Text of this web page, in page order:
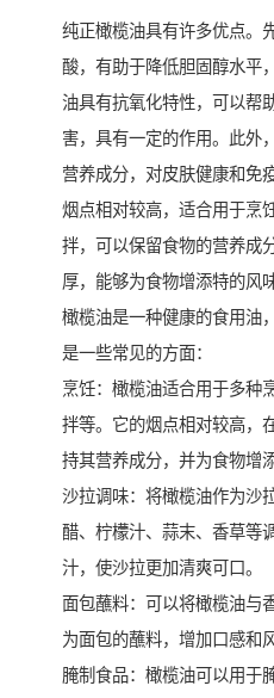
纯正橄榄油具有许多优点。
酸，有助于降低胆固醇水平
油具有抗氧化特性，可以帮
害，具有一定的作用。此外
营养成分，对皮肤健康和免
烟点相对较高，适合用于烹
拌，可以保留食物的营养成
厚，能够为食物增添特的风味
橄榄油是一种健康的食用油
是一些常见的方面：
烹饪：橄榄油适合用于多种
拌等。它的烟点相对较高，
持其营养成分，并为食物增
沙拉调味：将橄榄油作为沙
醋、柠檬汁、蒜末、香草等
汁，使沙拉更加清爽可口。
面包蘸料：可以将橄榄油与
为面包的蘸料，增加口感和
腌制食品：橄榄油可以用于